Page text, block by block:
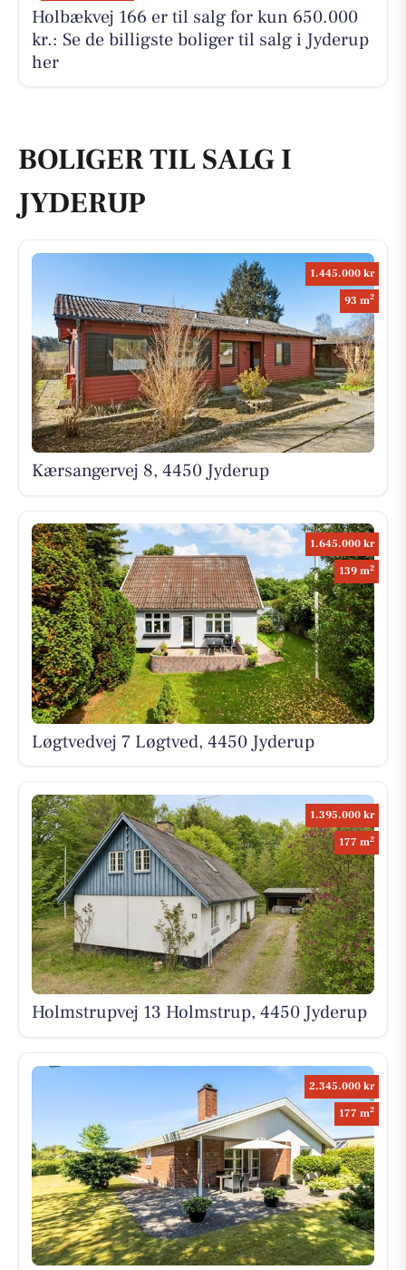
Holbækvej 166 er til salg for kun 650.000
kr.: Se de billigste boliger til salg i Jyderup
her
BOLIGER TIL SALG I
JYDERUP
1.445.000 kr
93 m2
Kærsangervej 8, 4450 Jyderup
1.645.000 kr
139 m2
Løgtvedvej 7 Løgtved, 4450 Jyderup
1.395.000 kr
177 m2
Holmstrupvej 13 Holmstrup, 4450 Jyderup
2.345.000 kr
177 m2